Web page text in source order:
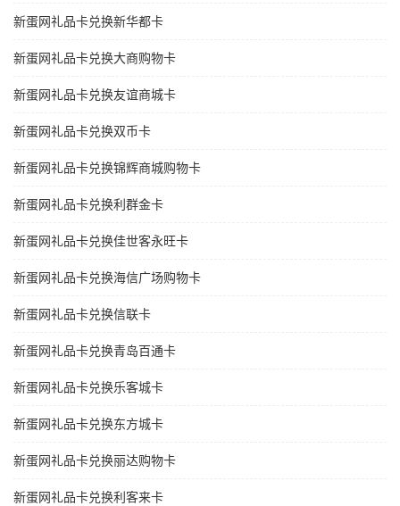
新蛋网礼品卡兑换新华都卡
新蛋网礼品卡兑换大商购物卡
新蛋网礼品卡兑换友谊商城卡
新蛋网礼品卡兑换双币卡
新蛋网礼品卡兑换锦辉商城购物卡
新蛋网礼品卡兑换利群金卡
新蛋网礼品卡兑换佳世客永旺卡
新蛋网礼品卡兑换海信广场购物卡
新蛋网礼品卡兑换信联卡
新蛋网礼品卡兑换青岛百通卡
新蛋网礼品卡兑换乐客城卡
新蛋网礼品卡兑换东方城卡
新蛋网礼品卡兑换丽达购物卡
新蛋网礼品卡兑换利客来卡